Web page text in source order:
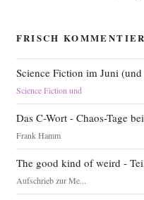
FRISCH
Science Fiction im Juni
Science Fiction und
Das C-Wort - Chaos-Tage
Frank Hamm
The good kind of weird -
Aufschrieb zur Me...